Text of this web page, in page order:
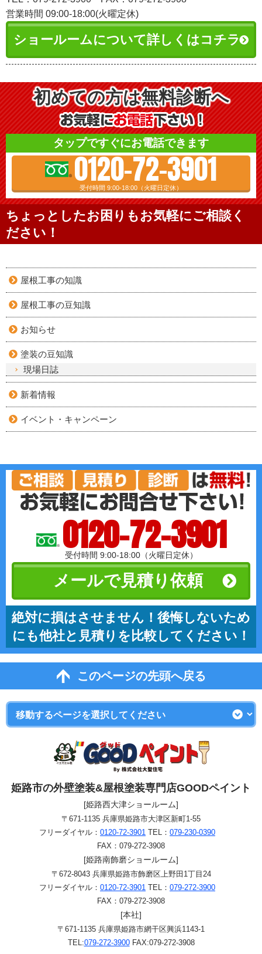
営業時間 09:00-18:00(火曜定休)
ショールームについて詳しくはコチラ
初めての方は無料診断へ
タップですぐにお電話できます
0120-72-3901
受付時間 9:00-18:00（火曜日定休）
ちょっとしたお困りもお気軽にご相談く
ださい！
屋根工事の知識
屋根工事の豆知識
お知らせ
塗装の豆知識
現場日誌
新着情報
イベント・キャンペーン
0120-72-3901
受付時間 9:00-18:00（火曜日定休）
メールで見積り依頼
絶対に損はさせません！後悔しないため
にも他社と見積りを比較してください！
このページの先頭へ戻る
姫路市の外壁塗装&屋根塗装専門店GOODペイント
[姫路西大津ショールーム]
〒671-1135 兵庫県姫路市大津区新町1-55
フリーダイヤル： 0120-72-3901 TEL： 079-230-0390
FAX：079-272-3908
[姫路南飾磨ショールーム]
〒672-8043 兵庫県姫路市飾磨区上野田1丁目24
フリーダイヤル： 0120-72-3901 TEL： 079-272-3900
FAX：079-272-3908
[本社]
〒671-1135 兵庫県姫路市網干区興浜1143-1
TEL:079-272-3900FAX:079-272-3908